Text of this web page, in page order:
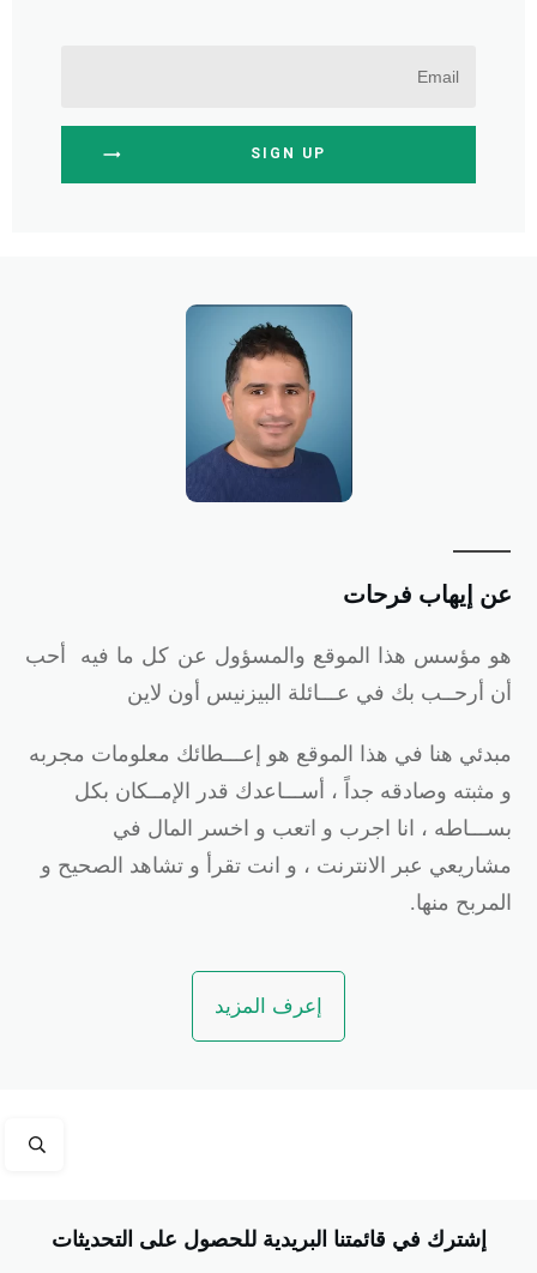
SIGN UP
إيهاب فرحات
مؤسس هذا الموقع والمسؤول عن كل ما فيه أحب
أرحــب بك في عـــائلة البيزنيس أون لاين
هنا في هذا الموقع هو إعـــطائك معلومات مجربه
مثبته وصادقه جداً ، أســـاعدك قدر الإمــكان بكل
، انا اجرب و اتعب و اخسر المال في
عبر الانترنت ، و انت تقرأ و تشاهد الصحيح و
منها.
إعرف المزيد
إشترك في قائمتنا البريدية للحصول على التحديثات